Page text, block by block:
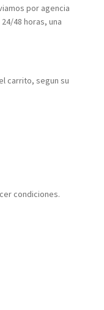
por agencia
48 horas, una
carrito, segun su
condiciones.